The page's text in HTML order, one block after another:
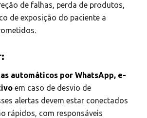
de falhas, perda de produtos,
de exposição do paciente a
automáticos por WhatsApp, e-
em caso de desvio de
alertas devem estar conectados
rápidos, com responsáveis